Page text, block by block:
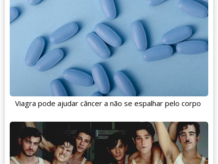
Viagra pode ajudar câncer a não se espalhar pelo corpo